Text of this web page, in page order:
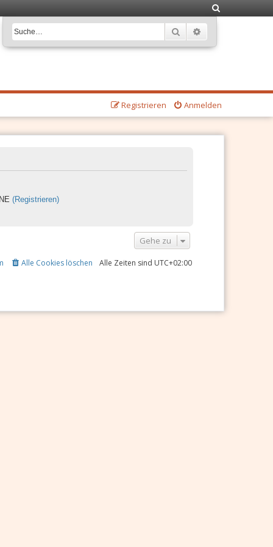
Suche
Anmelden
Registrieren
(Registrieren)
Gehe zu
Alle Zeiten sind UTC+02:00
Alle Cookies löschen